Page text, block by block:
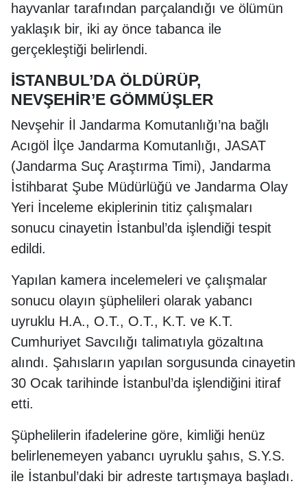
hayvanlar tarafından parçalandığı ve ölümün
yaklaşık bir, iki ay önce tabanca ile
gerçekleştiği belirlendi.
İSTANBUL’DA ÖLDÜRÜP,
NEVŞEHİR’E GÖMMÜŞLER
Nevşehir İl Jandarma Komutanlığı’na bağlı
Acıgöl İlçe Jandarma Komutanlığı, JASAT
(Jandarma Suç Araştırma Timi), Jandarma
İstihbarat Şube Müdürlüğü ve Jandarma Olay
Yeri İnceleme ekiplerinin titiz çalışmaları
sonucu cinayetin İstanbul’da işlendiği tespit
edildi.
Yapılan kamera incelemeleri ve çalışmalar
sonucu olayın şüphelileri olarak yabancı
uyruklu H.A., O.T., O.T., K.T. ve K.T.
Cumhuriyet Savcılığı talimatıyla gözaltına
alındı. Şahısların yapılan sorgusunda cinayetin
30 Ocak tarihinde İstanbul’da işlendiğini itiraf
etti.
Şüphelilerin ifadelerine göre, kimliği henüz
belirlenemeyen yabancı uyruklu şahıs, S.Y.S.
ile İstanbul’daki bir adreste tartışmaya başladı.